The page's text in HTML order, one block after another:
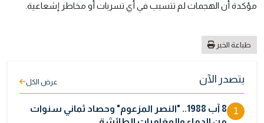
مؤكدة أن الهجمات لم تتسبب في أي تسربات أو مخاطر إشعاعية.
طباعة الخبر
يتصدر الآن عرض الكل
1
8 آب 1988.. "النصر المزعوم" وحصاد ثماني سنوات